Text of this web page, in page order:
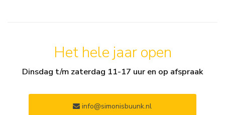
Het hele jaar open
Dinsdag t/m zaterdag 11-17 uur en op afspraak
info@simonisbuunk.nl